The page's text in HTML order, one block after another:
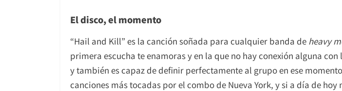
El disco, el momento
“Hail and Kill” es la canción soñada para cualquier banda de heavy
primera escucha te enamoras y en la que no hay conexión alguna
y también es capaz de definir perfectamente al grupo en ese
canciones más tocadas por el combo de Nueva York, y si a día de